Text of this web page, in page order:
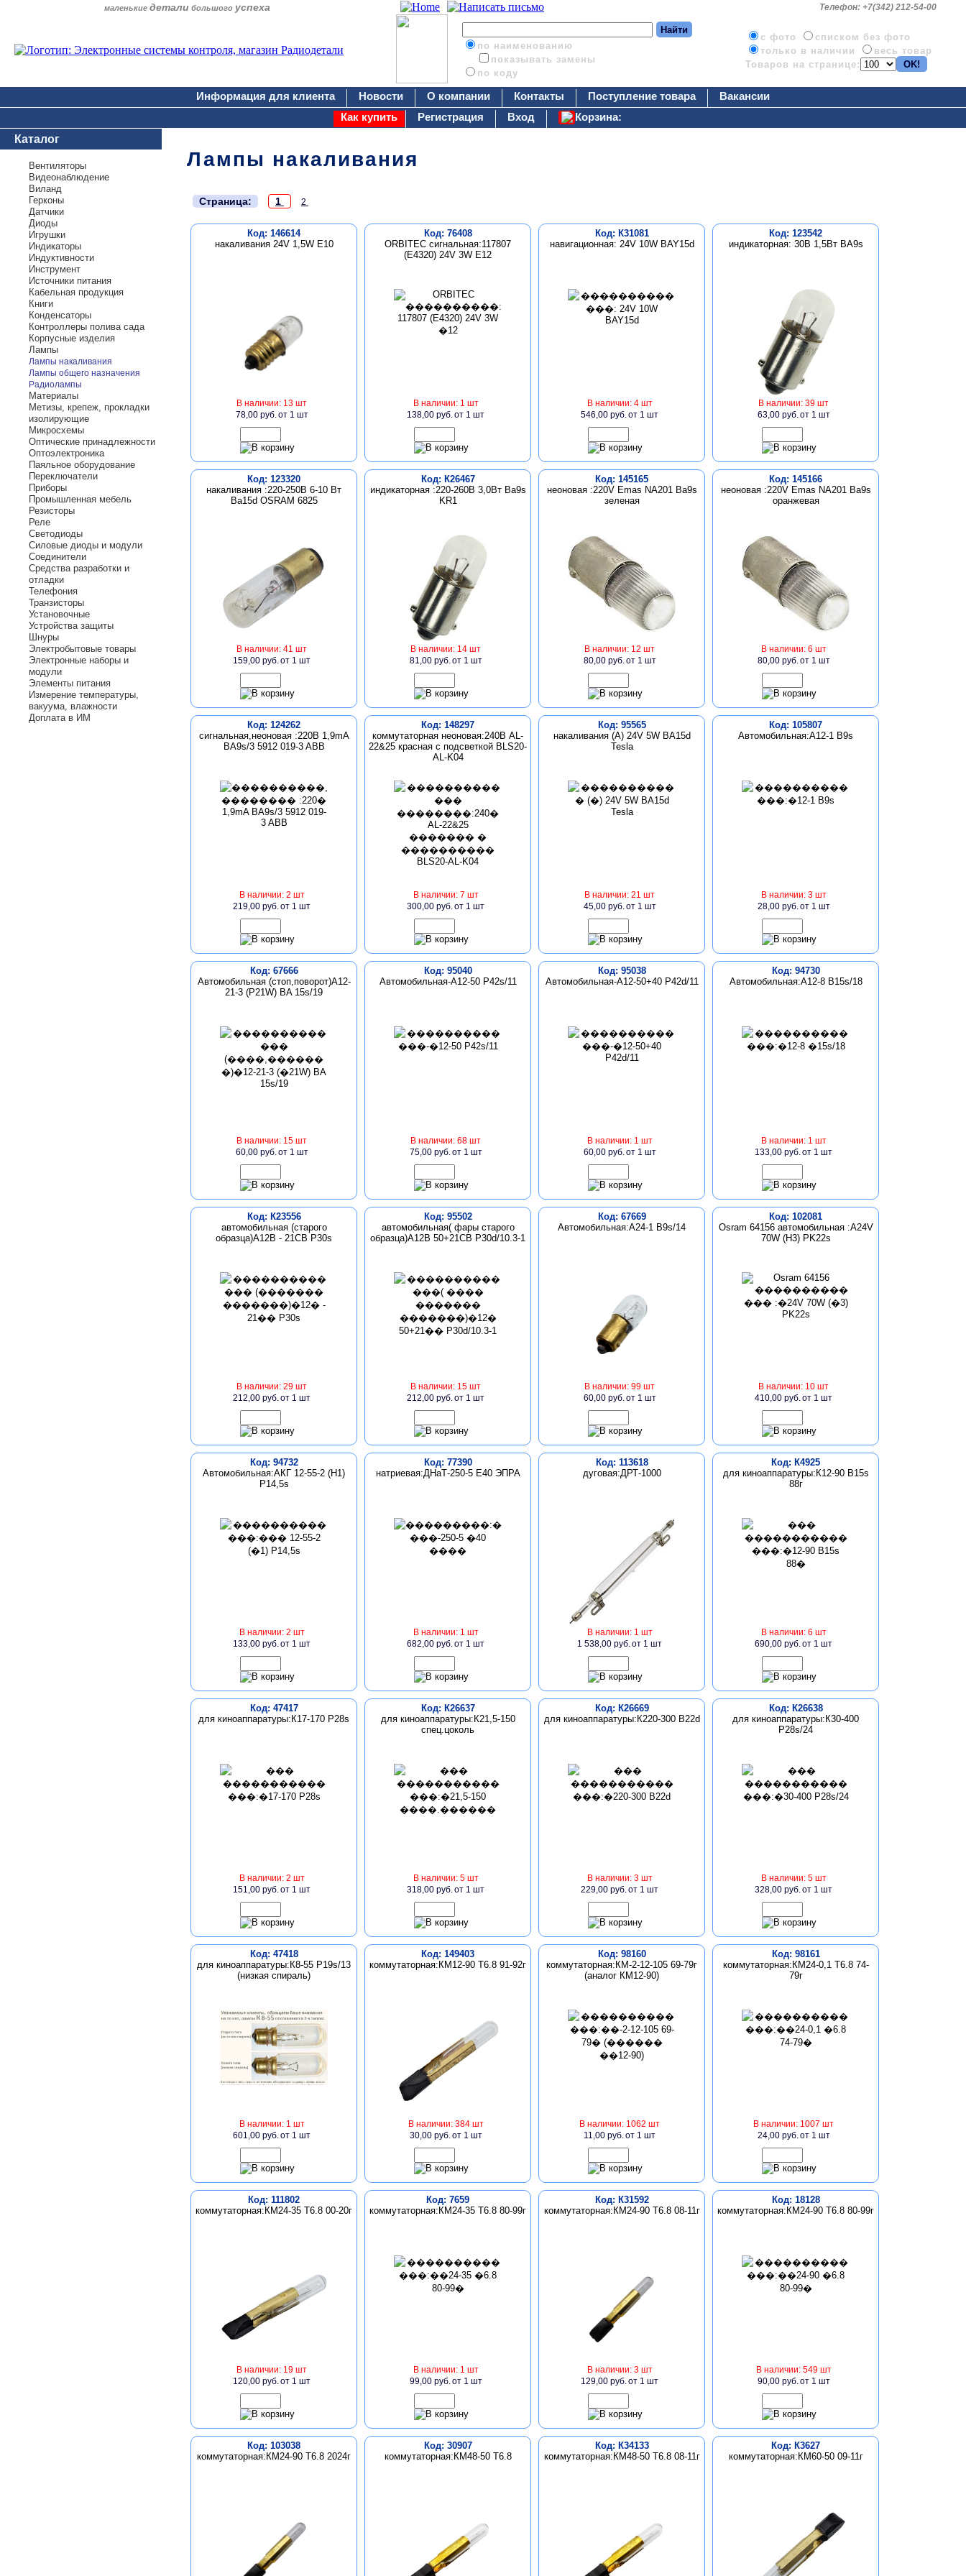
маленькие детали большого успеха Телефон: +7(342) 212-54-00
по наименованию
показывать замены
по коду
c фото
списком без фото
только в наличии
весь товар
Товаров на странице:
Информация для клиента Новости О компании Контакты Поступление товара
Вакансии
Как купить
Регистрация Вход
Корзина:
Каталог
Вентиляторы
Видеонаблюдение
Виланд
Герконы
Датчики
Диоды
Игрушки
Индикаторы
Индуктивности
Инструмент
Источники питания
Кабельная продукция
Книги
Конденсаторы
Контроллеры полива сада
Корпусные изделия
Лампы
Лампы накаливания
Лампы общего назначения
Радиолампы
Материалы
Метизы, крепеж, прокладки
изолирующие
Микросхемы
Оптические принадлежности
Оптоэлектроника
Паяльное оборудование
Переключатели
Приборы
Промышленная мебель
Резисторы
Реле
Светодиоды
Силовые диоды и модули
Соединители
Средства разработки и
отладки
Телефония
Транзисторы
Установочные
Устройства защиты
Шнуры
Электробытовые товары
Электронные наборы и
модули
Элементы питания
Измерение температуры,
вакуума, влажности
Доплата в ИМ
Лампы накаливания
Страница:
1 2
Код: 146614
накаливания 24V 1,5W E10
В наличии: 13 шт
78,00 руб.от 1 шт
Код: 76408
ORBITEC сигнальная:117807
(E4320) 24V 3W Е12
В наличии: 1 шт
138,00 руб.от 1 шт
Код: К31081
навигационная: 24V 10W BAY15d
В наличии: 4 шт
546,00 руб.от 1 шт
Код: 123542
индикаторная: 30В 1,5Вт BA9s
В наличии: 39 шт
63,00 руб.от 1 шт
Код: 123320
накаливания :220-250В 6-10 Вт
Ba15d OSRAM 6825
В наличии: 41 шт
159,00 руб.от 1 шт
Код: К26467
индикаторная :220-260В 3,0Вт Ba9s
KR1
В наличии: 14 шт
81,00 руб.от 1 шт
Код: 145165
неоновая :220V Emas NA201 Ba9s
зеленая
В наличии: 12 шт
80,00 руб.от 1 шт
Код: 145166
неоновая :220V Emas NA201 Ba9s
оранжевая
В наличии: 6 шт
80,00 руб.от 1 шт
Код: 124262
сигнальная,неоновая :220В 1,9mA
BA9s/3 5912 019-3 ABB
В наличии: 2 шт
219,00 руб.от 1 шт
Код: 148297
коммутаторная неоновая:240В AL-
22&25 красная с подсветкой BLS20-
AL-K04
В наличии: 7 шт
300,00 руб.от 1 шт
Код: 95565
накаливания (А) 24V 5W BA15d
Tesla
В наличии: 21 шт
45,00 руб.от 1 шт
Код: 105807
Автомобильная:А12-1 B9s
В наличии: 3 шт
28,00 руб.от 1 шт
Код: 67666
Автомобильная (стоп,поворот)А12-
21-3 (Р21W) BA 15s/19
В наличии: 15 шт
60,00 руб.от 1 шт
Код: 95040
Автомобильная-А12-50 P42s/11
В наличии: 68 шт
75,00 руб.от 1 шт
Код: 95038
Автомобильная-А12-50+40 P42d/11
В наличии: 1 шт
60,00 руб.от 1 шт
Код: 94730
Автомобильная:А12-8 В15s/18
В наличии: 1 шт
133,00 руб.от 1 шт
Код: К23556
автомобильная (старого
образца)А12В - 21СВ P30s
В наличии: 29 шт
212,00 руб.от 1 шт
Код: 95502
автомобильная( фары старого
образца)А12В 50+21СВ P30d/10.3-1
В наличии: 15 шт
212,00 руб.от 1 шт
Код: 67669
Автомобильная:А24-1 B9s/14
В наличии: 99 шт
60,00 руб.от 1 шт
Код: 102081
Osram 64156 автомобильная :А24V
70W (Н3) PK22s
В наличии: 10 шт
410,00 руб.от 1 шт
Код: 94732
Автомобильная:АКГ 12-55-2 (Н1)
P14,5s
В наличии: 2 шт
133,00 руб.от 1 шт
Код: 77390
натриевая:ДНаТ-250-5 Е40 ЭПРА
В наличии: 1 шт
682,00 руб.от 1 шт
Код: 113618
дуговая:ДРТ-1000
В наличии: 1 шт
1 538,00 руб.от 1 шт
Код: К4925
для киноаппаратуры:К12-90 B15s
88г
В наличии: 6 шт
690,00 руб.от 1 шт
Код: 47417
для киноаппаратуры:К17-170 P28s
В наличии: 2 шт
151,00 руб.от 1 шт
Код: К26637
для киноаппаратуры:К21,5-150
спец.цоколь
В наличии: 5 шт
318,00 руб.от 1 шт
Код: К26669
для киноаппаратуры:К220-300 B22d
В наличии: 3 шт
229,00 руб.от 1 шт
Код: К26638
для киноаппаратуры:К30-400
P28s/24
В наличии: 5 шт
328,00 руб.от 1 шт
Код: 47418
для киноаппаратуры:К8-55 P19s/13
(низкая спираль)
В наличии: 1 шт
601,00 руб.от 1 шт
Код: 149403
коммутаторная:КМ12-90 Т6.8 91-92г
В наличии: 384 шт
30,00 руб.от 1 шт
Код: 98160
коммутаторная:КМ-2-12-105 69-79г
(аналог КМ12-90)
В наличии: 1062 шт
11,00 руб.от 1 шт
Код: 98161
коммутаторная:КМ24-0,1 Т6.8 74-
79г
В наличии: 1007 шт
24,00 руб.от 1 шт
Код: 111802
коммутаторная:КМ24-35 Т6.8 00-20г
В наличии: 19 шт
120,00 руб.от 1 шт
Код: 7659
коммутаторная:КМ24-35 Т6.8 80-99г
В наличии: 1 шт
99,00 руб.от 1 шт
Код: К31592
коммутаторная:КМ24-90 Т6.8 08-11г
В наличии: 3 шт
129,00 руб.от 1 шт
Код: 18128
коммутаторная:КМ24-90 Т6.8 80-99г
В наличии: 549 шт
90,00 руб.от 1 шт
Код: 103038
коммутаторная:КМ24-90 Т6.8 2024г
Код: 30907
коммутаторная:КМ48-50 Т6.8
Код: К34133
коммутаторная:КМ48-50 Т6.8 08-11г
Код: К3627
коммутаторная:КМ60-50 09-11г